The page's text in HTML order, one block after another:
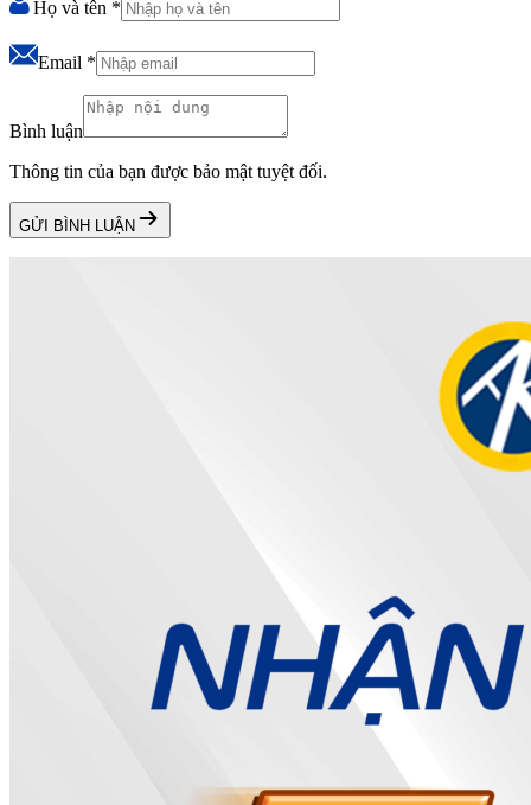
Họ và tên *
Email *
Bình luận
Thông tin của bạn được bảo mật tuyệt đối.
GỬI BÌNH LUẬN